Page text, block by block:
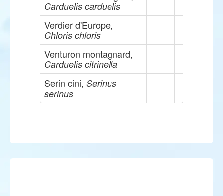
Carduelis carduelis
Verdier d'Europe,
Chloris chloris
Venturon montagnard,
Carduelis citrinella
Serin cini, Serinus
serinus